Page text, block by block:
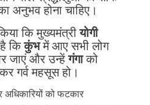
अनुभव होना चाहिए।
कि मुख्यमंत्रीयोगी
किकुंभमें आए सभी लोग
जाएं और उन्हेंगंगाको
गर्व महसूस हो।
को फटकार